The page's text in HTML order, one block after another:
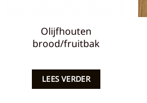
Olijfhouten
brood/fruitbak
LEES VERDER